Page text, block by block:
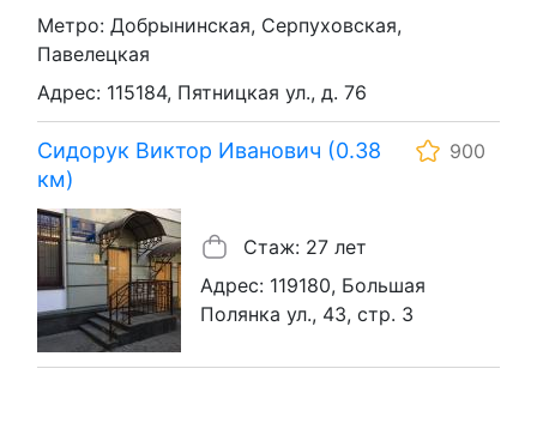
Метро: Добрынинская, Серпуховская,
Павелецкая
Адрес: 115184, Пятницкая ул., д. 76
Сидорук Виктор Иванович (0.38
км)
900
Стаж: 27 лет
Адрес: 119180, Большая
Полянка ул., 43, стр. 3